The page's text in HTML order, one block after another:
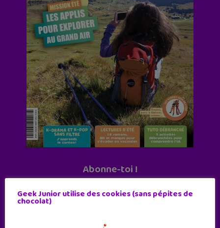
Abonne-toi !
Geek Junior utilise des cookies (sans pépites de
chocolat)